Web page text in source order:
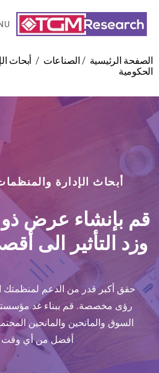
Skip to main content
الصفحة الرئيسية الصناعات
أبحاث
الحكومية
أبحاث الإدارة
قم بإنشاء عرض ذو
وزد التأثير الى
حقق أكبر قدر من الدعم لمنظمتك
رؤى مخصصة. قم ببناء غد
السوق والمانحين والمانحين
أفضل من أي